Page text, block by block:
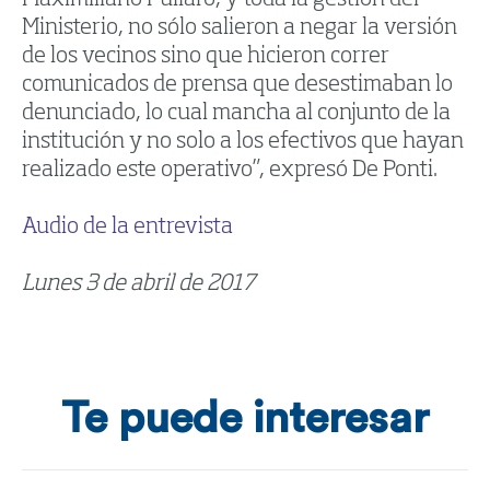
Ministerio, no sólo salieron a negar la versión
de los vecinos sino que hicieron correr
comunicados de prensa que desestimaban lo
denunciado, lo cual mancha al conjunto de la
institución y no solo a los efectivos que hayan
realizado este operativo”, expresó De Ponti.
Audio de la entrevista
Lunes 3 de abril de 2017
Te puede interesar